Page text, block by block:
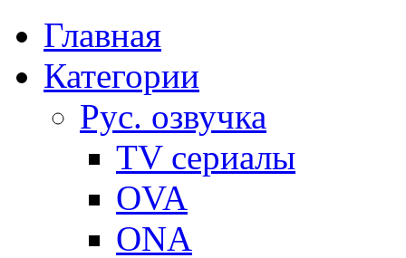
Главная
Категории
Рус. озвучка
TV сериалы
OVA
ONA